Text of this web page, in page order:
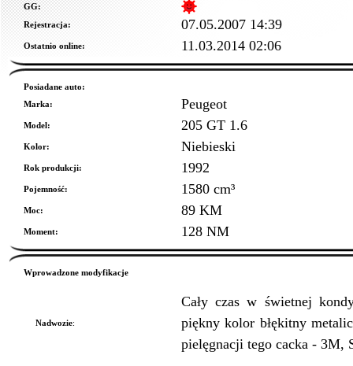
GG:
Rejestracja:
07.05.2007 14:39
Ostatnio online: 11.03.2014 02:06
Posiadane auto:
Marka:
Peugeot
Model: 205 GT 1.6
Kolor: Niebieski
Rok produkcji: 1992
Pojemność: 1580 cm³
Moc: 89 KM
Moment: 128 NM
Wprowadzone modyfikacje
Nadwozie:
Cały czas w świetnej
piękny kolor błękitny
pielęgnacji tego cacka - 3M,